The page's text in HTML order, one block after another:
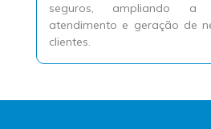
seguros, ampliando a
atendimento e geração de
clientes.